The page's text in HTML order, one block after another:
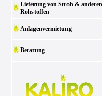
Lieferung von Stroh & anderen
Rohstoffen
Anlagenvermietung
Beratung